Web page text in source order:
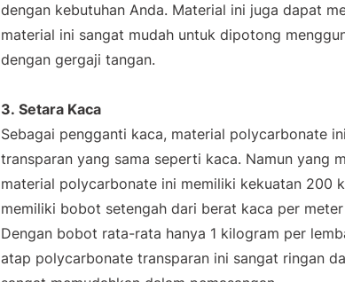
dengan kebutuhan Anda. Material ini juga dapat
material ini sangat mudah untuk dipotong
dengan gergaji tangan.
3. Setara Kaca
Sebagai pengganti kaca, material polycarbonate
transparan yang sama seperti kaca. Namun yang
material polycarbonate ini memiliki kekuatan 200
memiliki bobot setengah dari berat kaca per
Dengan bobot rata-rata hanya 1 kilogram per
atap polycarbonate transparan ini sangat ringan